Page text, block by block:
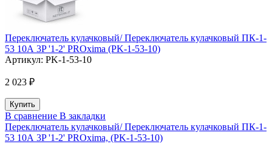
Переключатель кулачковый/ Переключатель кулачковый ПК-1-
53 10А 3P '1-2' PROxima (PK-1-53-10)
Артикул: PK-1-53-10
2 023 ₽
В сравнение В закладки
Переключатель кулачковый/ Переключатель кулачковый ПК-1-
53 10А 3P '1-2' PROxima, (PK-1-53-10)